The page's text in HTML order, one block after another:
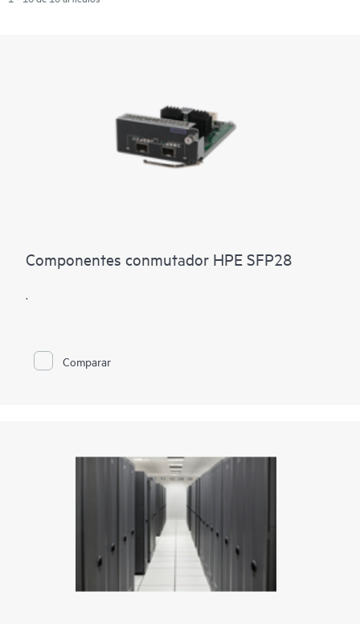
Componentes conmutador HPE SFP28
.
Comparar